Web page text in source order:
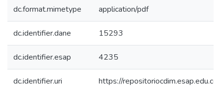
dc.format.mimetype application/pdf
dc.identifier.dane 15293
dc.identifier.esap 4235
dc.identifier.uri https://